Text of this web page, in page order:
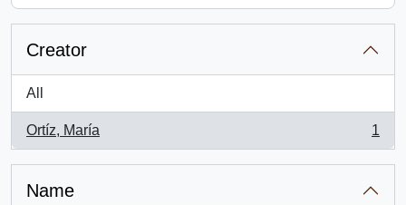
Creator
All
Ortíz, María
, 1 results
1
Name